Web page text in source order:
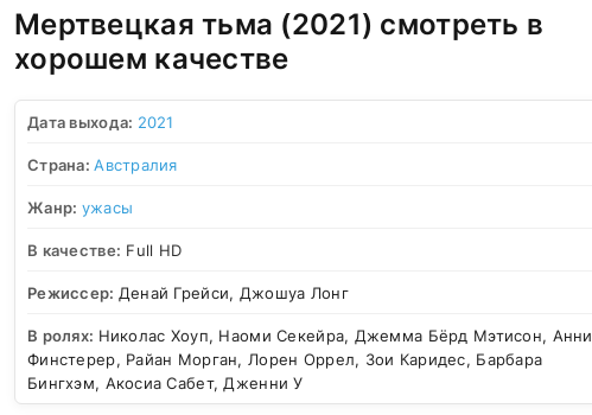
Мертвецкая тьма (2021) смотреть в
хорошем качестве
Дата выхода: 2021
Страна:Австралия
Жанр: ужасы
В качестве: Full HD
Режиссер: Денай Грейси, Джошуа Лонг
В ролях: Николас Хоуп, Наоми Секейра, Джемма Бёрд Мэтисон, Анни
Финстерер, Райан Морган, Лорен Оррел, Зои Каридес, Барбара
Бингхэм, Акосиа Сабет, Дженни У